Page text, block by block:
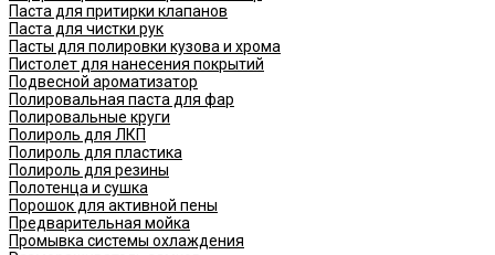
Паста для притирки клапанов
Паста для чистки рук
Пасты для полировки кузова и хрома
Пистолет для нанесения покрытий
Подвесной ароматизатор
Полировальная паста для фар
Полировальные круги
Полироль для ЛКП
Полироль для пластика
Полироль для резины
Полотенца и сушка
Порошок для активной пены
Предварительная мойка
Промывка системы охлаждения